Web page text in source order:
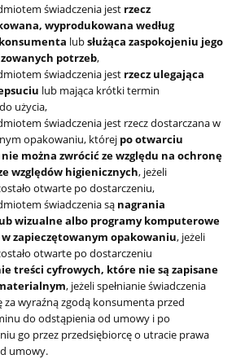
świadczenia jest rzecz
wyprodukowana według
lubsłużąca zaspokojeniu jego
potrzeb,
świadczenia jest rzecz ulegająca
lub mająca krótki termin
użycia,
świadczenia jest rzecz dostarczana w
opakowaniu, której po otwarciu
można zwrócić ze względu na ochronę
względów higienicznych, jeżeli
otwarte po dostarczeniu,
świadczenia są nagrania
wizualne albo programy komputerowe
zapieczętowanym opakowaniu, jeżeli
otwarte po dostarczeniu
treści cyfrowych, które nie są zapisane
, jeżeli spełnianie świadczenia
za wyraźną zgodą konsumenta przed
do odstąpienia od umowy i po
go przez przedsiębiorcę o utracie prawa
umowy.